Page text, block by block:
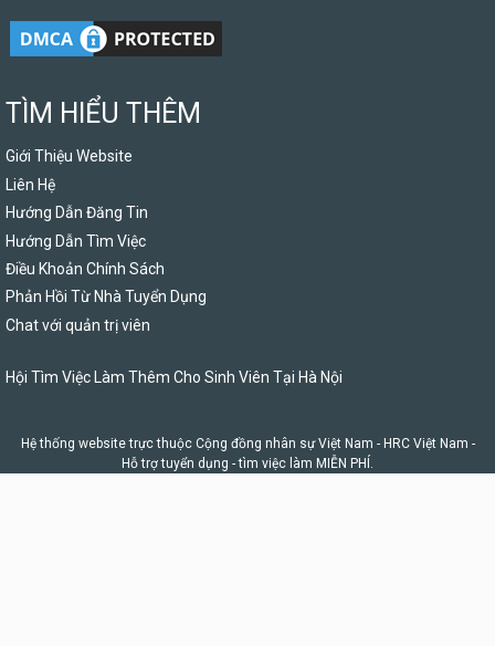
TÌM HIỂU THÊM
Giới Thiệu Website
Liên Hệ
Hướng Dẫn Đăng Tin
Hướng Dẫn Tìm Việc
Điều Khoản Chính Sách
Phản Hồi Từ Nhà Tuyển Dụng
Chat với quản trị viên
Hội Tìm Việc Làm Thêm Cho Sinh Viên Tại Hà Nội
Hệ thống website trực thuộc Cộng đồng nhân sự Việt Nam - HRC Việt Nam -
Hỗ trợ tuyển dụng - tìm việc làm MIỄN PHÍ.